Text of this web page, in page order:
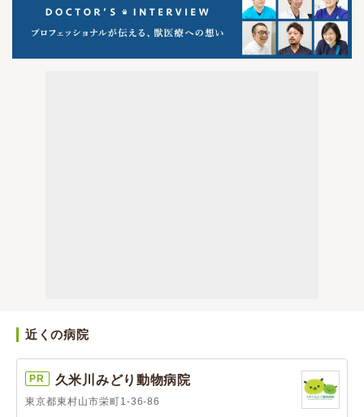
近くの病院
PR 久米川みどり動物病院
東京都東村山市栄町1-36-86